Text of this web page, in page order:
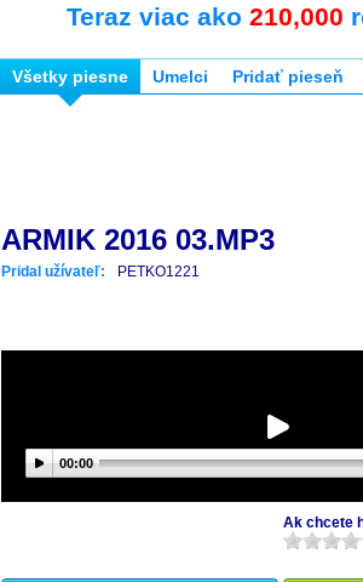
Teraz viac ako 210,000
Všetky piesne Umelci Pridať pieseň
ARMIK 2016 03.MP3
Pridal užívateľ: PETKO1221
00:00
Ak chcete